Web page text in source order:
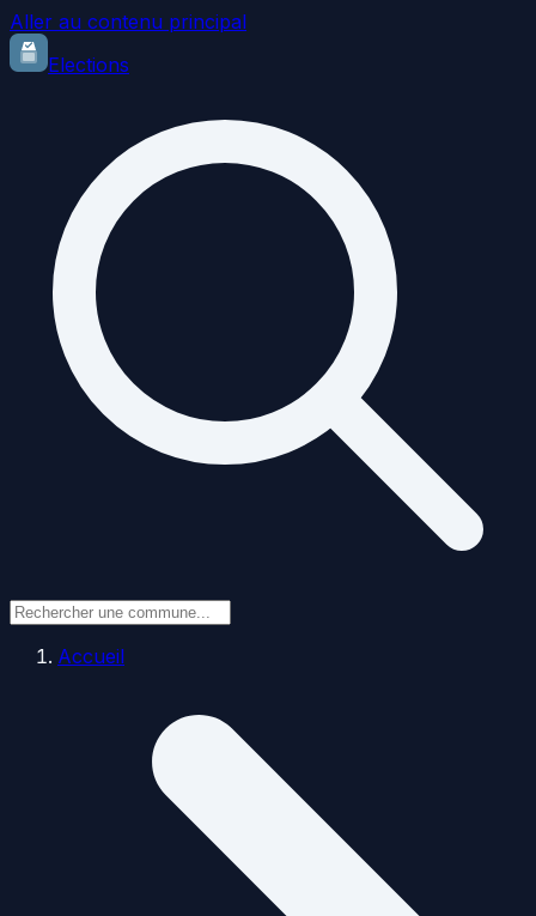
Aller au contenu principal
Elections
Accueil